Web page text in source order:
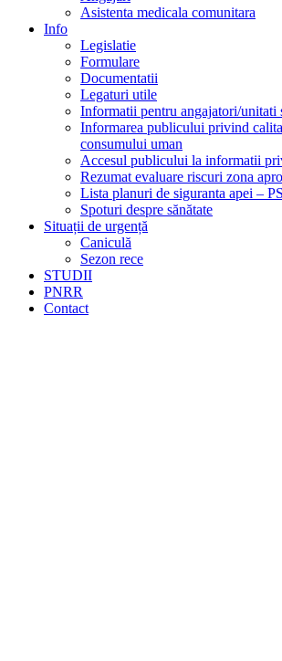
Asistenta medicala comunitara
Info
Legislatie
Formulare
Documentatii
Legaturi utile
Informatii pentru angajatori/unitati
Informarea publicului privind
consumului uman
Accesul publicului la informatii
Rezumat evaluare riscuri zona
Lista planuri de siguranta apei –
Spoturi despre sănătate
Situații de urgență
Caniculă
Sezon rece
STUDII
PNRR
Contact